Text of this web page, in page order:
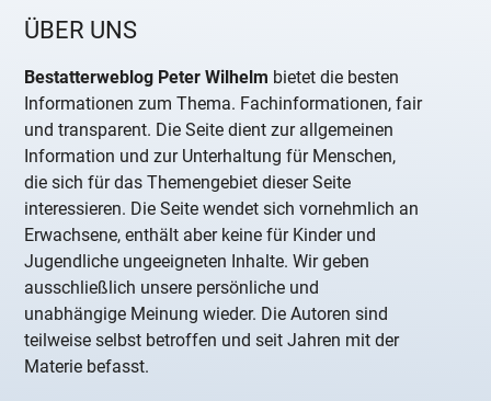
ÜBER UNS
Bestatterweblog Peter Wilhelm bietet die besten
Informationen zum Thema. Fachinformationen, fair
und transparent. Die Seite dient zur allgemeinen
Information und zur Unterhaltung für Menschen,
die sich für das Themengebiet dieser Seite
interessieren. Die Seite wendet sich vornehmlich an
Erwachsene, enthält aber keine für Kinder und
Jugendliche ungeeigneten Inhalte. Wir geben
ausschließlich unsere persönliche und
unabhängige Meinung wieder. Die Autoren sind
teilweise selbst betroffen und seit Jahren mit der
Materie befasst.